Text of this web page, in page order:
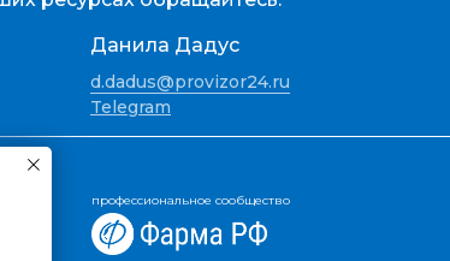
Данила Дадус
d.dadus@provizor24.ru
Telegram
профессиональное сообщество